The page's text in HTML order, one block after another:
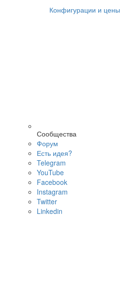
Конфигурации и цены
Сообщества
Форум
Есть идея?
Telegram
YouTube
Facebook
Instagram
Twitter
Linkedin